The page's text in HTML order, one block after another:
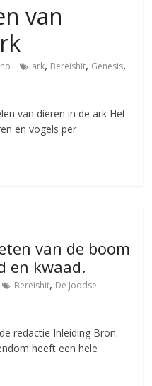
van
ark, Bereishit, Genesis,
van dieren in de ark Het
en vogels per
van de boom
en kwaad.
Bereishit, De Joodse
redactie Inleiding Bron:
heeft een hele